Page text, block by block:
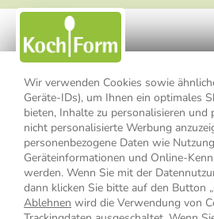
Wir verwenden Cookies sowie
Geräte-IDs), um Ihnen ein optimales
bieten, Inhalte zu personalisieren und
nicht personalisierte Werbung
personenbezogene Daten wie
Geräteinformationen und Online-
werden. Wenn Sie mit der
dann klicken Sie bitte auf den Button
Ablehnen wird die Verwendung von
nicht erkennbar, welche konkrete
Einwilligung zur Nutzung meiner E-
kann ich jederzeit mit Wirkung für die
den Link "Abmelden" am Ende des
Option Newsletter im Mitgliederbereich
Impressum
Widerrufsbelehrung
Vertrag